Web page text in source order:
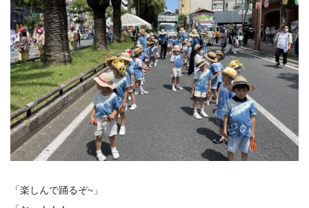
「楽しんで踊るぞ~」